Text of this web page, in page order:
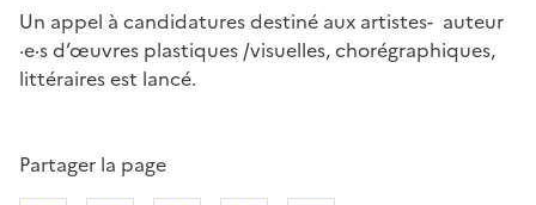
Un appel à candidatures destiné aux artistes- auteur
·e·s d’œuvres plastiques /visuelles, chorégraphiques,
littéraires est lancé.
Partager la page